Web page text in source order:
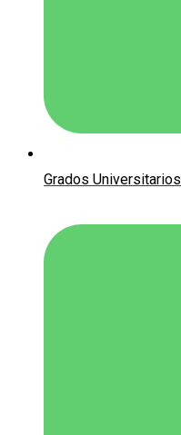
Grados Universitarios